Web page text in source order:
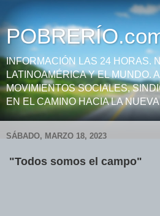
INFORMACIÓN LAS 24 HORAS.
LATINOAMÉRICA Y EL MUNDO.
MOVIMIENTOS SOCIALES,
EN EL CAMINO HACIA LA
SÁBADO, MARZO 18, 2023
"Todos somos el campo"